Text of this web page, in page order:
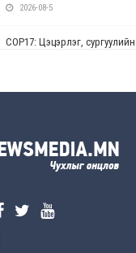
2026-08-5
СОР17: Цэцэрлэг, сургуулийн
2026-08-5
2026-08-5